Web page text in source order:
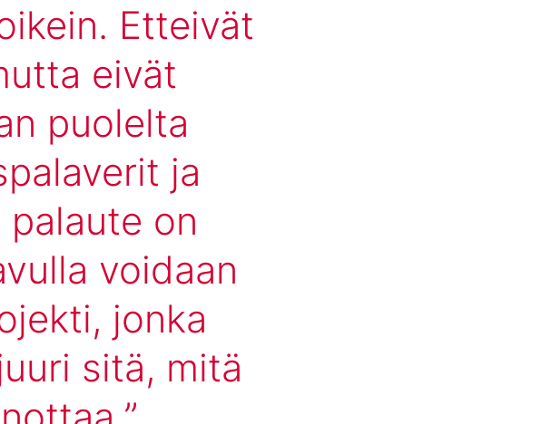
Etteivät
eivät
puolelta
ja
on
voidaan
jonka
sitä, mitä